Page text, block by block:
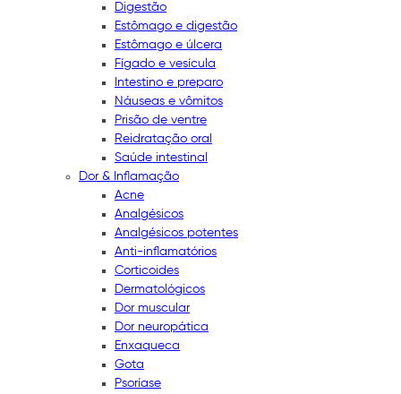
Digestão
Estômago e digestão
Estômago e úlcera
Fígado e vesícula
Intestino e preparo
Náuseas e vômitos
Prisão de ventre
Reidratação oral
Saúde intestinal
Dor & Inflamação
Acne
Analgésicos
Analgésicos potentes
Anti-inflamatórios
Corticoides
Dermatológicos
Dor muscular
Dor neuropática
Enxaqueca
Gota
Psoríase